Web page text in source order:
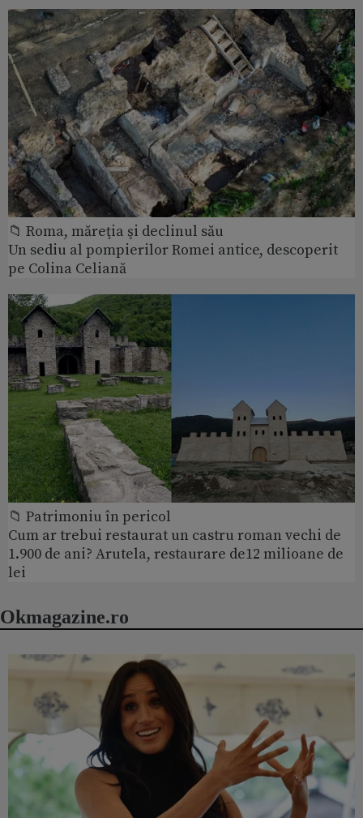
📁 Roma, măreţia şi declinul său
Un sediu al pompierilor Romei antice, descoperit
pe Colina Celiană
📁 Patrimoniu în pericol
Cum ar trebui restaurat un castru roman vechi de
1.900 de ani? Arutela, restaurare de12 milioane de
lei
Okmagazine.ro